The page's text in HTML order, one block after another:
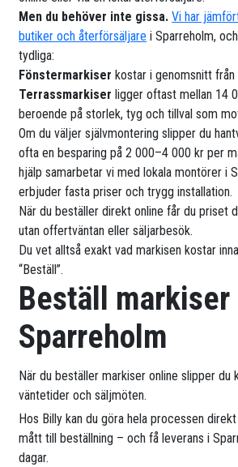
Men du behöver inte gissa.Vi har
butiker och återförsäljare i Sparreholm,
tydliga:
Fönstermarkiser kostar i genomsnitt
Terrassmarkiser ligger oftast mellan 14
beroende på storlek, tyg och tillval som
Om du väljer självmontering slipper du
ofta en besparing på 2 000–4 000 kr per
hjälp samarbetar vi med lokala montörer i
erbjuder fasta priser och trygg installation.
När du beställer direkt online får du priset
utan offertväntan eller säljarbesök.
Du vet alltså exakt vad markisen kostar
“Beställ”.
Beställ markiser
Sparreholm
När du beställer markiser online slipper du
väntetider och säljmöten.
Hos Billy kan du göra hela processen
mått till beställning – och få leverans i
dagar.